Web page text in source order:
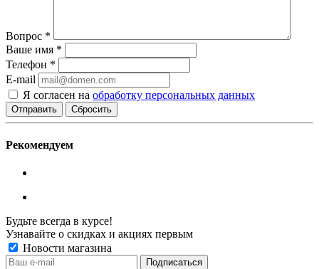
Вопрос *
Ваше имя *
Телефон *
E-mail
Я согласен на обработку персональных данных
Сбросить
Рекомендуем
Будьте всегда в курсе!
Узнавайте о скидках и акциях первым
Новости магазина